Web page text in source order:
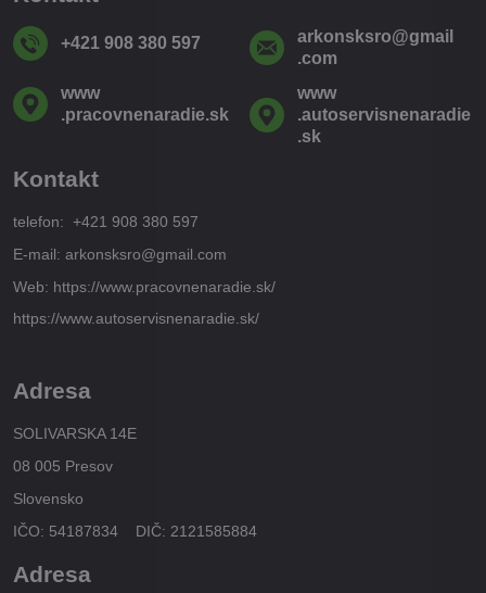
+421 908 380 597
arkonsksro​@gmail​
.com
www​
.pracovnenaradie​.sk
www​
.autoservisnenaradie​
.sk
Kontakt
telefon: +421 908 380 597
E-mail: arkonsksro@gmail.com
Web: https://www.pracovnenaradie.sk/
https://www.autoservisnenaradie.sk/
Adresa
SOLIVARSKA 14E
08 005 Presov
Slovensko
IČO: 54187834 DIČ: 2121585884
Adresa